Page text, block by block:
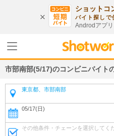
ショットコ
バイト探しで
Androdアプ
市部南部(5/17)のコンビニバイト
東京都、市部南部
05/17(日)
その他条件・チェーンを選択してく